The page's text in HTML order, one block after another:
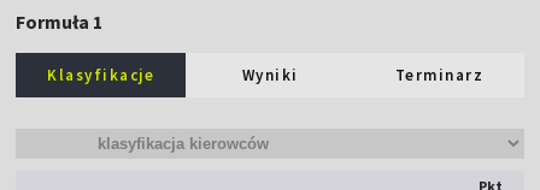
Formuła 1
Klasyfikacje Wyniki Terminarz
Pkt